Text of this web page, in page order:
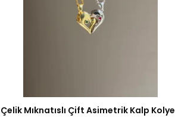
Çelik Mıknatıslı Çift Asimetrik Kalp Kolye